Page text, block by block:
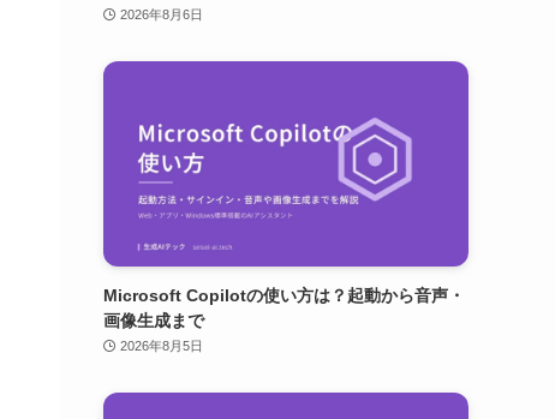
2026年8月6日
Microsoft Copilotの使い方は？起動から音声・
画像生成まで
2026年8月5日